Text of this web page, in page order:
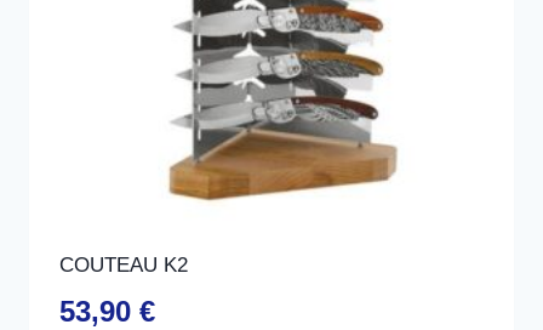
COUTEAU K2
53,90 €